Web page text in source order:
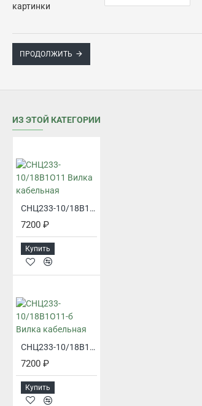
картинки
ПРОДОЛЖИТЬ
ИЗ ЭТОЙ КАТЕГОРИИ
СНЦ233-10/18В1О11 Вилка кабельная
7200 ₽
Купить
СНЦ233-10/18В1О11-б Вилка кабельная
7200 ₽
Купить